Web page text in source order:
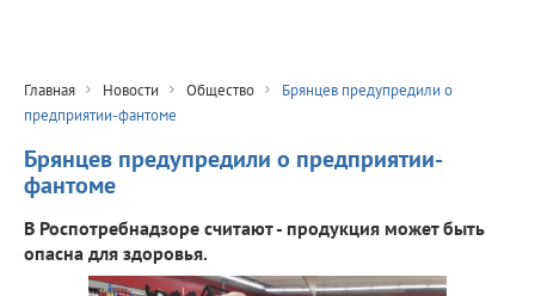
Главная Новости Общество
Брянцев предупредили о
предприятии-фантоме
Брянцев предупредили о предприятии-
фантоме
В Роспотребнадзоре считают - продукция может быть
опасна для здоровья.